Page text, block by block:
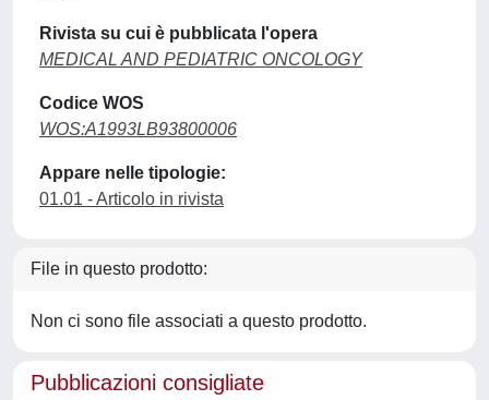
Rivista su cui è pubblicata l'opera
MEDICAL AND PEDIATRIC ONCOLOGY
Codice WOS
WOS:A1993LB93800006
Appare nelle tipologie:
01.01 - Articolo in rivista
File in questo prodotto:
Non ci sono file associati a questo prodotto.
Pubblicazioni consigliate